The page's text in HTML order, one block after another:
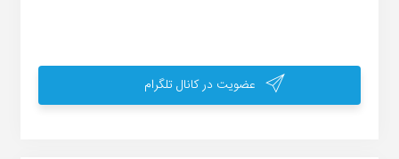
عضویت در کانال تلگرام